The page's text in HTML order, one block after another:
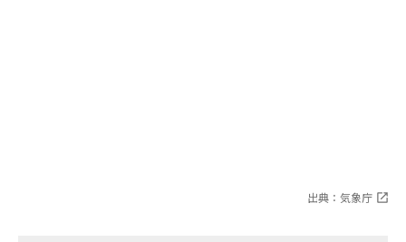
出典：気象庁